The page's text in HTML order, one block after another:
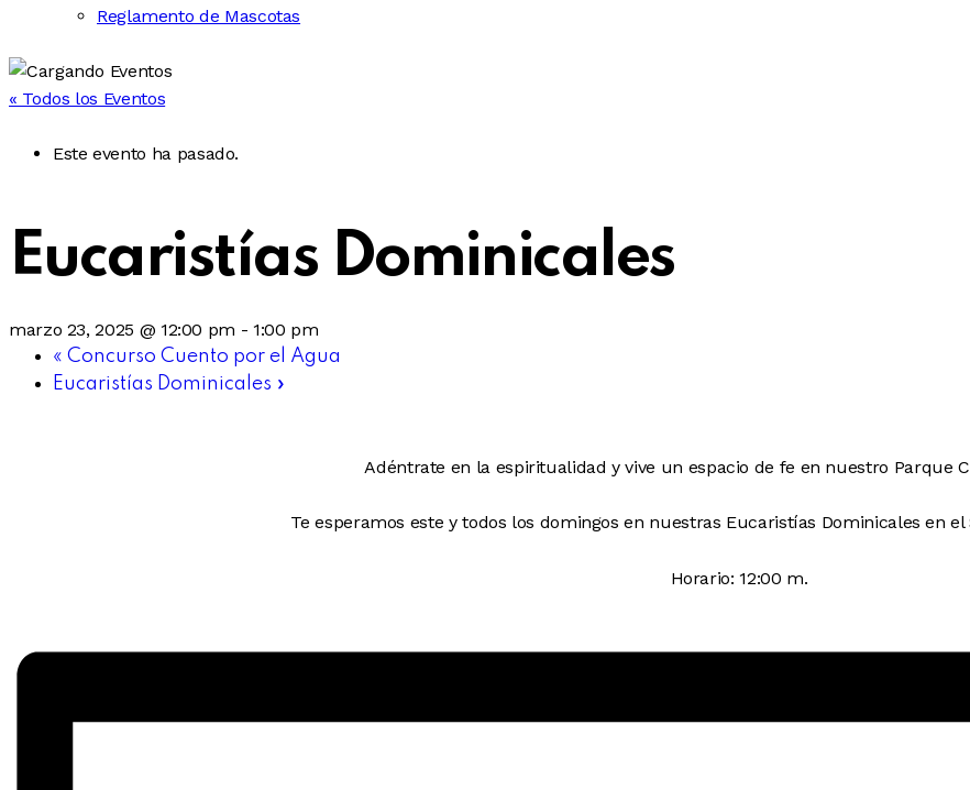
Reglamento de Mascotas
« Todos los Eventos
Este evento ha pasado.
Eucaristías Dominicales
marzo 23, 2025 @ 12:00 pm - 1:00 pm
« Concurso Cuento por el Agua
Eucaristías Dominicales »
Adéntrate en la espiritualidad y vive un espacio de fe en nuestro Parque
Te esperamos este y todos los domingos en nuestras Eucaristías Dominicales en el
Horario: 12:00 m.